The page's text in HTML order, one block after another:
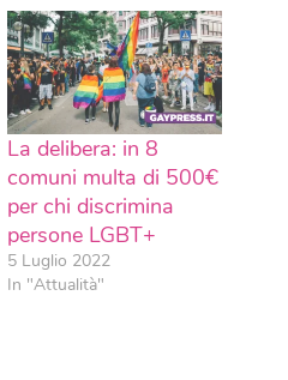
La delibera: in 8
comuni multa di 500€
per chi discrimina
persone LGBT+
5 Luglio 2022
In "Attualità"